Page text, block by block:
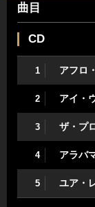
曲目
CD
1 アフロ
2 アイ・
3 ザ・プ
4 アラバ
5 ユア・